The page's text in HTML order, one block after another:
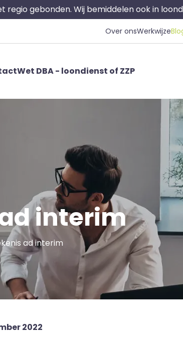
regio gebonden. Wij bemiddelen ook in
Over onsWerkwijze
Wet DBA - loondienst of ZZP
interim
ad interim
2022